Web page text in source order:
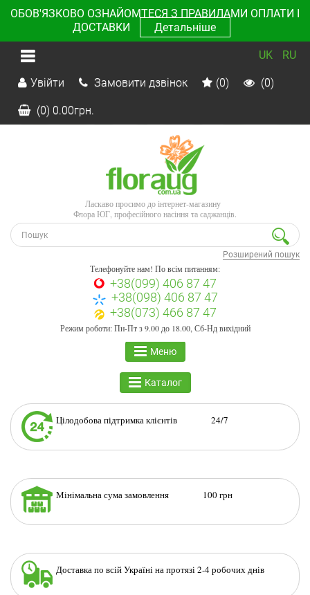
ОБОВ'ЯЗКОВО ОЗНАЙОМТЕСЯ З ПРАВИЛАМИ ОПЛАТИ І
ДОСТАВКИ
Детальніше
UK RU
Увійти Замовити дзвінок (0) (0)
(0) 0.00грн.
Ласкаво просимо до інтернет-магазину
Флора ЮГ, професійного насіння та саджанців.
Розширений пошук
Телефонуйте нам! По всім питанням:
+38(099) 406 87 47
+38(098) 406 87 47
+38(073) 466 87 47
Режим роботи: Пн-Пт з 9.00 до 18.00, Сб-Нд вихідний
Меню
Каталог
Цілодобова підтримка клієнтів 24/7
Мінімальна сума замовлення 100 грн
Доставка по всій Україні на протязі 2-4 робочих днів